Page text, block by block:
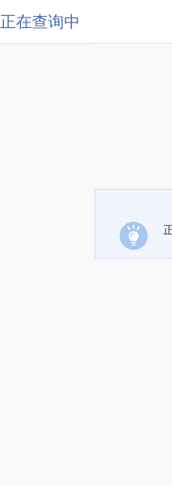
正在查询中